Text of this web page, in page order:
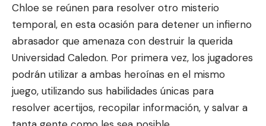
Chloe se reúnen para resolver otro misterio
temporal, en esta ocasión para detener un infierno
abrasador que amenaza con destruir la querida
Universidad Caledon. Por primera vez, los jugadores
podrán utilizar a ambas heroínas en el mismo
juego, utilizando sus habilidades únicas para
resolver acertijos, recopilar información, y salvar a